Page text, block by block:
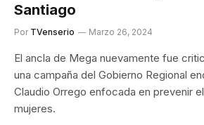
Santiago
Por TVenserio Marzo 26, 2024
El ancla de Mega nuevamente fue
una campaña del Gobierno Regional
Claudio Orrego enfocada en prevenir
mujeres.